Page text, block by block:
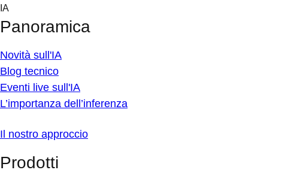
Skip
content
IA
Panoramica
Novità sull'IA
Blog tecnico
Eventi live sull'IA
L’importanza dell’inferenza
Il nostro approccio
Prodotti